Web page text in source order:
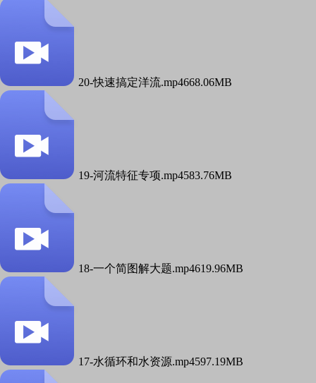
20-快速搞定洋流.mp4668.06MB
19-河流特征专项.mp4583.76MB
18-一个简图解大题.mp4619.96MB
17-水循环和水资源.mp4597.19MB